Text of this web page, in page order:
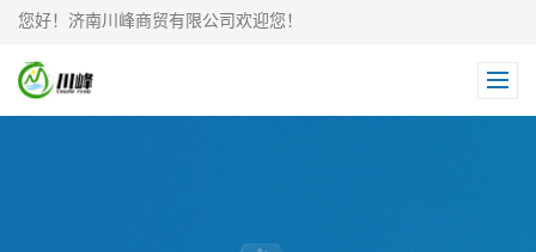
您好！济南川峰商贸有限公司欢迎您！